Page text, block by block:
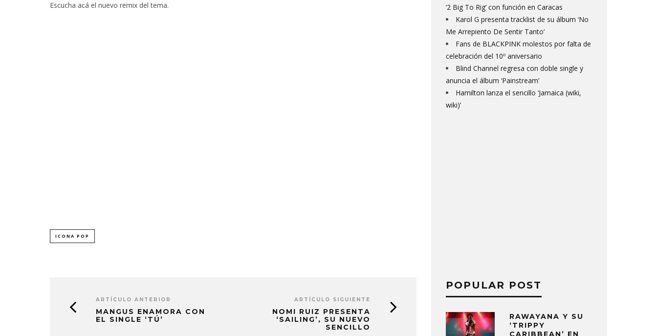
Escucha acá el nuevo remix del tema.
ICONA POP
ARTÍCULO ANTERIOR
MANGUS ENAMORA CON
EL SINGLE ‘TÚ’
ARTÍCULO SIGUIENTE
NOMI RUIZ PRESENTA
‘SAILING’, SU NUEVO
SENCILLO
‘2 Big To Rig’ con función en Caracas
Karol G presenta tracklist de su álbum ‘No
Me Arrepiento De Sentir Tanto’
Fans de BLACKPINK molestos por falta de
celebración del 10º aniversario
Blind Channel regresa con doble single y
anuncia el álbum ‘Painstream’
Hamilton lanza el sencillo ‘Jamaica (wiki,
wiki)’
POPULAR POST
RAWAYANA Y SU
‘TRIPPY
CARIBBEAN’ EN